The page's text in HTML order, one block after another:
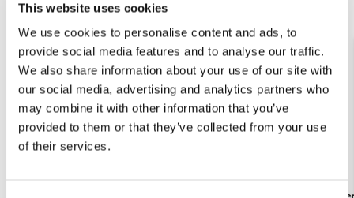
This website uses cookies
We use cookies to personalise content and ads, to
provide social media features and to analyse our traffic.
We also share information about your use of our site with
our social media, advertising and analytics partners who
may combine it with other information that you’ve
provided to them or that they’ve collected from your use
of their services.
toekomst, kies voor het milieu met de milieuvriendelijke
vouwtassen van Bekking & Blitz, gemaakt van 100%
gerecyclede PET flessen. **Specificaties:** 41 x 47 cm Met
ritssluiting Extra opbergzakje (12 x 16 cm) aan de binnenkant
Drukknoop band Gemaakt van 100% gerecycled PET flessen
Gewicht: 72 gram